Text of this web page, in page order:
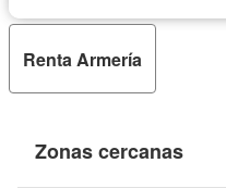
Renta Armería
Zonas cercanas